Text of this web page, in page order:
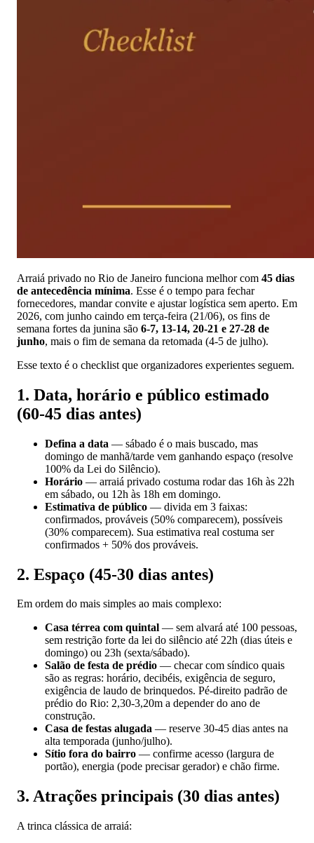
Arraiá privado no Rio de Janeiro funciona melhor com 45 dias
de antecedência mínima. Esse é o tempo para fechar
fornecedores, mandar convite e ajustar logística sem aperto. Em
2026, com junho caindo em terça-feira (21/06), os fins de
semana fortes da junina são 6-7, 13-14, 20-21 e 27-28 de
junho, mais o fim de semana da retomada (4-5 de julho).
Esse texto é o checklist que organizadores experientes seguem.
1. Data, horário e público estimado
(60-45 dias antes)
Defina a data — sábado é o mais buscado, mas
domingo de manhã/tarde vem ganhando espaço (resolve
100% da Lei do Silêncio).
Horário — arraiá privado costuma rodar das 16h às 22h
em sábado, ou 12h às 18h em domingo.
Estimativa de público — divida em 3 faixas:
confirmados, prováveis (50% comparecem), possíveis
(30% comparecem). Sua estimativa real costuma ser
confirmados + 50% dos prováveis.
2. Espaço (45-30 dias antes)
Em ordem do mais simples ao mais complexo:
Casa térrea com quintal — sem alvará até 100 pessoas,
sem restrição forte da lei do silêncio até 22h (dias úteis e
domingo) ou 23h (sexta/sábado).
Salão de festa de prédio — checar com síndico quais
são as regras: horário, decibéis, exigência de seguro,
exigência de laudo de brinquedos. Pé-direito padrão de
prédio do Rio: 2,30-3,20m a depender do ano de
construção.
Casa de festas alugada — reserve 30-45 dias antes na
alta temporada (junho/julho).
Sítio fora do bairro — confirme acesso (largura de
portão), energia (pode precisar gerador) e chão firme.
3. Atrações principais (30 dias antes)
A trinca clássica de arraiá: